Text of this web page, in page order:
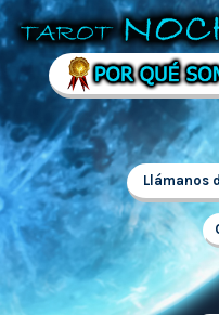
Llámanos